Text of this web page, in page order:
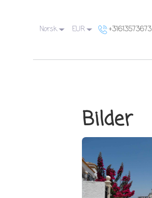
Norsk EUR +31613573673
Bilder